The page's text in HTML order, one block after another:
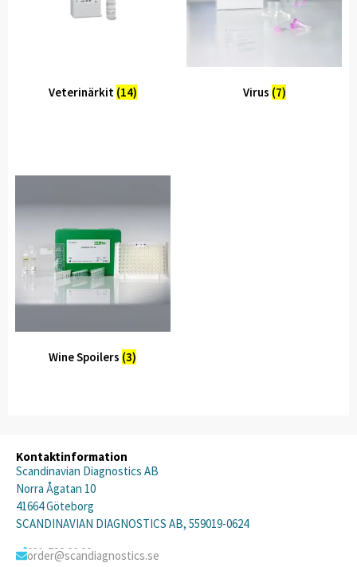
Veterinärkit (14) Virus (7)
Wine Spoilers (3)
Kontaktinformation
Scandinavian Diagnostics AB
Norra Ågatan 10
41664 Göteborg
SCANDINAVIAN DIAGNOSTICS AB, 559019-0624
031-792 20 20
order@scandiagnostics.se